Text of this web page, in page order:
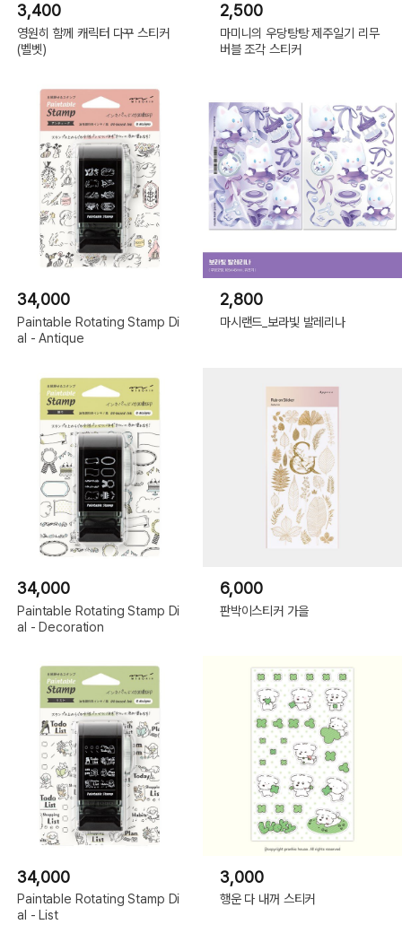
3,400
영원히 함께 캐릭터 다꾸 스티커
(벨벳)
2,500
마미니의 우당탕탕 제주일기 리무
버블 조각 스티커
34,000
Paintable Rotating Stamp Di
al - Antique
2,800
마시랜드_보라빛 발레리나
34,000
Paintable Rotating Stamp Di
al - Decoration
6,000
판박이스티커 가을
34,000
Paintable Rotating Stamp Di
al - List
3,000
행운 다 내꺼 스티커